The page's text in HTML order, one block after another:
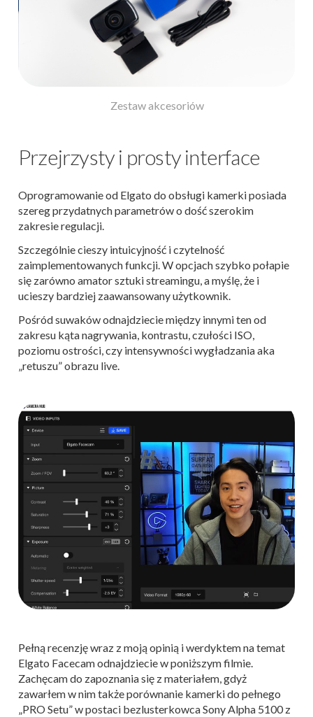
Zestaw akcesoriów
Przejrzysty i prosty interface
Oprogramowanie od Elgato do obsługi kamerki posiada
szereg przydatnych parametrów o dość szerokim
zakresie regulacji.
Szczególnie cieszy intuicyjność i czytelność
zaimplementowanych funkcji. W opcjach szybko połapie
się zarówno amator sztuki streamingu, a myślę, że i
ucieszy bardziej zaawansowany użytkownik.
Pośród suwaków odnajdziecie między innymi ten od
zakresu kąta nagrywania, kontrastu, czułości ISO,
poziomu ostrości, czy intensywności wygładzania aka
„retuszu” obrazu live.
Pełną recenzję wraz z moją opinią i werdyktem na temat
Elgato Facecam odnajdziecie w poniższym filmie.
Zachęcam do zapoznania się z materiałem, gdyż
zawarłem w nim także porównanie kamerki do pełnego
„PRO Setu” w postaci bezlusterkowca Sony Alpha 5100 z